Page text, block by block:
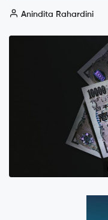
Anindita Rahardini